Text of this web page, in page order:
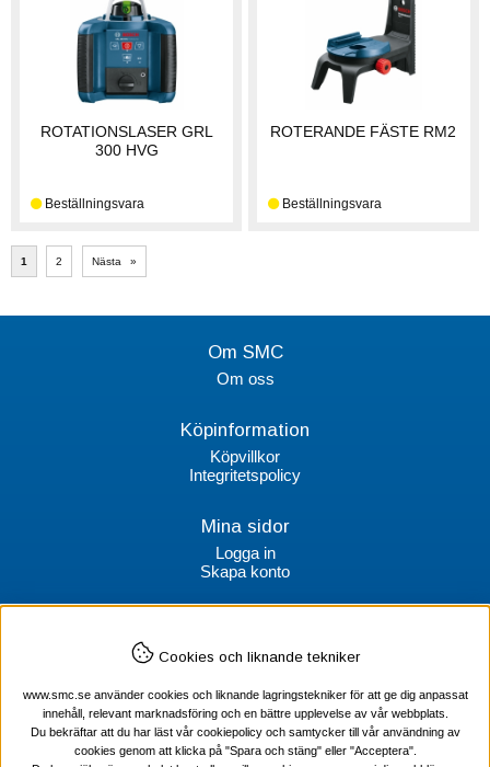
ROTATIONSLASER GRL
300 HVG
ROTERANDE FÄSTE RM2
1 2 Nästa »
Om SMC
Om oss
Köpinformation
Köpvillkor
Integritetspolicy
Mina sidor
Logga in
Skapa konto
SMC Stockholms Maskincentral AB
100 64 Stockholm
Tel Verktyg: 08-578 55 230
Tel Värmekabel: 08-578 55 240
Cookies och liknande tekniker
www.smc.se använder cookies och liknande lagringstekniker för att ge dig anpassat
innehåll, relevant marknadsföring och en bättre upplevelse av vår webbplats.
Du bekräftar att du har läst vår cookiepolicy och samtycker till vår användning av
cookies genom att klicka på "Spara och stäng" eller "Acceptera".